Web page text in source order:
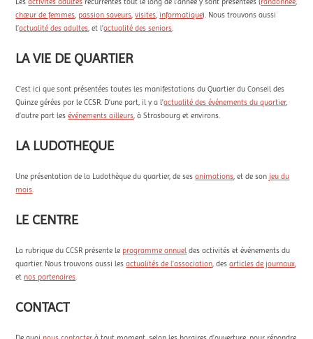
chœur de femmes, passion saveurs,visites, informatique). Nous trouvons aussi
l’actualité des adultes, et l’actualité des seniors.
LA VIE DE QUARTIER
C’est ici que sont présentées toutes les manifestations du Quartier du Conseil des
Quinze gérées par le CCSR. D’une part, il y a l’actualité des événements du quartier,
d’autre part lesévénements ailleurs, à Strasbourg et environs.
LA LUDOTHEQUE
Une présentation de la Ludothèque du quartier, de sesanimations, et de son jeu du
mois.
LE CENTRE
La rubrique du CCSR présente le programme annuel des activités et événements du
quartier. Nous trouvons aussi lesactualités de l’association, desarticles de journaux,
et nos partenaires.
CONTACT